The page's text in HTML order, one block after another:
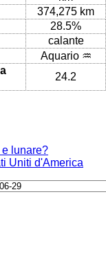
374,275 km
28.5%
calante
Aquario ♒
24.2
lunare?
Uniti d'America
29